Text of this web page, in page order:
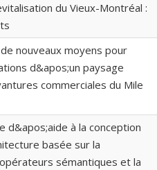
du Vieux-Montréal :
nouveaux moyens pour
d&apos;un paysage
commerciales du Mile
d&apos;aide à la conception
basée sur la
sémantiques et la